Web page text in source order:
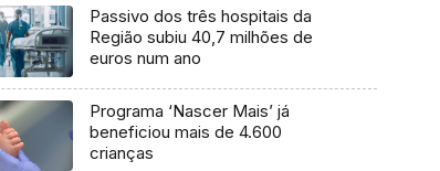
Passivo dos três hospitais da
Região subiu 40,7 milhões de
euros num ano
Programa ‘Nascer Mais’ já
beneficiou mais de 4.600
crianças